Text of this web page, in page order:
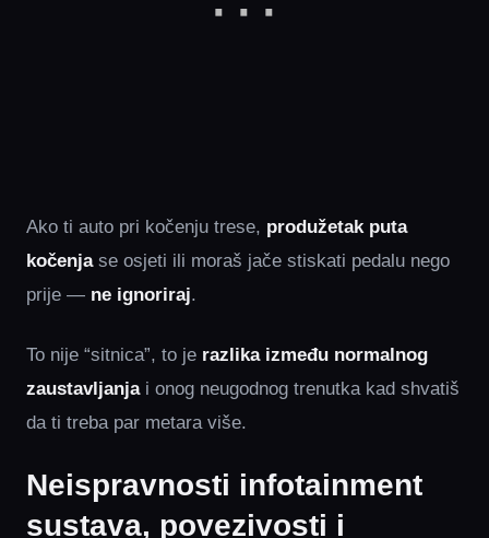
Ako ti auto pri kočenju trese, produžetak puta
kočenjase osjeti ili moraš jače stiskati pedalu nego
prije — ne ignoriraj.
To nije “sitnica”, to je razlika između normalnog
zaustavljanjai onog neugodnog trenutka kad shvatiš
da ti treba par metara više.
Neispravnosti infotainment
sustava, povezivosti i